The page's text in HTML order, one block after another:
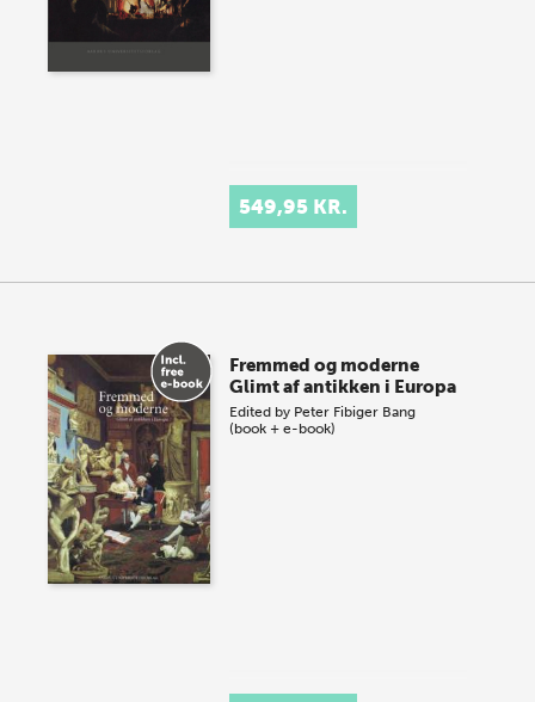
549,95 KR.
Fremmed og moderne
Glimt af antikken i Europa
Edited by Peter Fibiger Bang
(book + e-book)